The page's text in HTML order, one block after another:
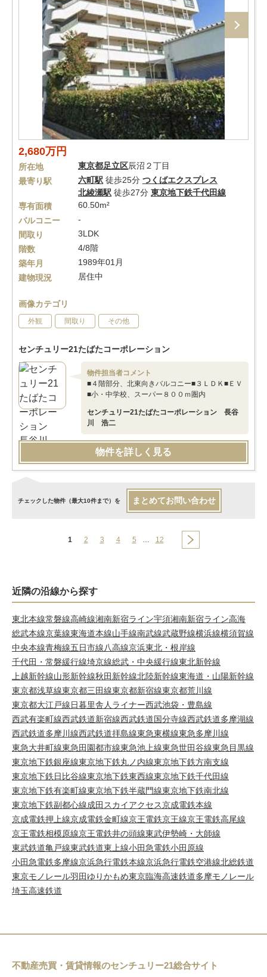
2,680万円
所在地 東京都足立区辰沼２丁目
最寄り駅
六町駅 徒歩25分 つくばエクスプレス
北綾瀬駅 徒歩27分 東京地下鉄千代田線
専有面積
60.50m²
バルコニー
-
間取り
3LDK
階数
4/8階
築年月
1989年01月
建物現況
居住中
画像カテゴリ
外観 間取り その他
センチュリー21たばたコーポレーション
物件担当者コメント
■４階部分、北東向きバルコニー■３ＬＤＫ■ＥＶ
■小・中学校、スーパー８００ｍ圏内
センチュリー21たばたコーポレーション 長谷
川 浩二
物件を詳しく見る
チェックした物件（最大10件まで）を まとめてお問い合わせ
1 2 3 4 5 … 12
近隣の沿線から探す
東北本線常磐線高崎線湘南新宿ライン宇須湘南新宿ライン高海
総武本線京葉線東海道本線山手線南武線武蔵野線横浜線横須賀線
中央本線青梅線五日市線八高線京浜東北・根岸線
千代田・常磐緩行線埼京線総武・中央緩行線東北新幹線
上越新幹線山形新幹線秋田新幹線北陸新幹線東海道・山陽新幹線
東京都浅草線東京都三田線東京都新宿線東京都荒川線
東京都大江戸線日暮里舎人ライナー西武池袋・豊島線
西武有楽町線西武鉄道新宿線西武鉄道国分寺線西武鉄道多摩湖線
西武鉄道多摩川線西武鉄道拝島線東急東横線東急多摩川線
東急大井町線東急田園都市線東急池上線東急世田谷線東急目黒線
東京地下鉄銀座線東京地下鉄丸ノ内線東京地下鉄方南支線
東京地下鉄日比谷線東京地下鉄東西線東京地下鉄千代田線
東京地下鉄有楽町線東京地下鉄半蔵門線東京地下鉄南北線
東京地下鉄副都心線成田スカイアクセス京成電鉄本線
京成電鉄押上線京成電鉄金町線京王電鉄京王線京王電鉄高尾線
京王電鉄相模原線京王電鉄井の頭線東武伊勢崎・大師線
東武鉄道亀戸線東武鉄道東上線小田急電鉄小田原線
小田急電鉄多摩線京浜急行電鉄本線京浜急行電鉄空港線北総鉄道
東京モノレール羽田 ゆりかもめ東京臨海高速鉄道多摩モノレール
埼玉高速鉄道
不動産売買・賃貸情報のセンチュリー21総合サイト